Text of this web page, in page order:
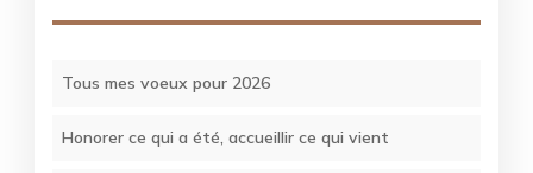
Tous mes voeux pour 2026
Honorer ce qui a été, accueillir ce qui vient